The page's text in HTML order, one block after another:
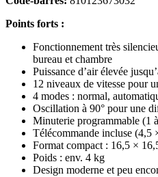
Points forts :
Fonctionnement très
bureau et chambre
Puissance d’air élevée
12 niveaux de vitesse pour
4 modes : normal,
Oscillation à 90° pour une
Minuterie programmable (1
Télécommande incluse (4,5
Format compact : 16,5 ×
Poids : env. 4 kg
Design moderne et peu